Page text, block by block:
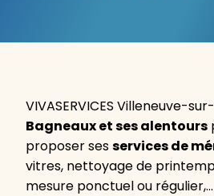
VIVASERVICES Villeneuve-
Bagneaux et ses alentours
proposer sesservices de
vitres, nettoyage de
mesure ponctuel ou régulier,…